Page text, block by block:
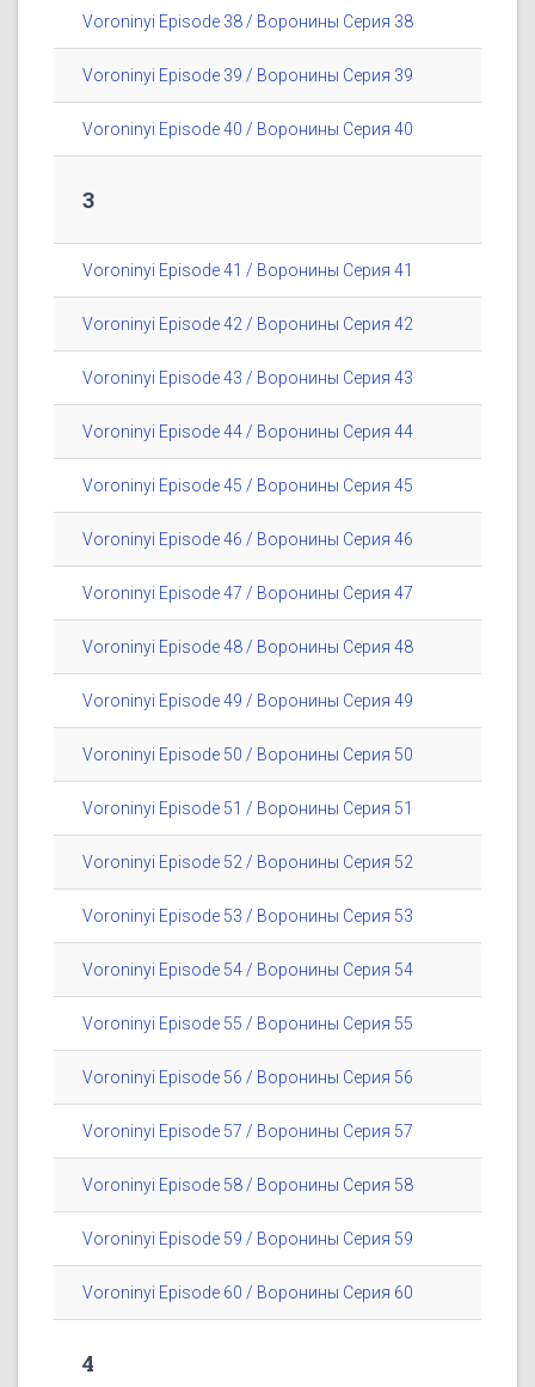
Voroninyi Episode 38 / Воронины Серия 38
Voroninyi Episode 39 / Воронины Серия 39
Voroninyi Episode 40 / Воронины Серия 40
3
Voroninyi Episode 41 / Воронины Серия 41
Voroninyi Episode 42 / Воронины Серия 42
Voroninyi Episode 43 / Воронины Серия 43
Voroninyi Episode 44 / Воронины Серия 44
Voroninyi Episode 45 / Воронины Серия 45
Voroninyi Episode 46 / Воронины Серия 46
Voroninyi Episode 47 / Воронины Серия 47
Voroninyi Episode 48 / Воронины Серия 48
Voroninyi Episode 49 / Воронины Серия 49
Voroninyi Episode 50 / Воронины Серия 50
Voroninyi Episode 51 / Воронины Серия 51
Voroninyi Episode 52 / Воронины Серия 52
Voroninyi Episode 53 / Воронины Серия 53
Voroninyi Episode 54 / Воронины Серия 54
Voroninyi Episode 55 / Воронины Серия 55
Voroninyi Episode 56 / Воронины Серия 56
Voroninyi Episode 57 / Воронины Серия 57
Voroninyi Episode 58 / Воронины Серия 58
Voroninyi Episode 59 / Воронины Серия 59
Voroninyi Episode 60 / Воронины Серия 60
4